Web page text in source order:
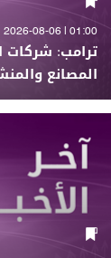
01:00 | 2026-08-06
ترامب: شركات
المصانع